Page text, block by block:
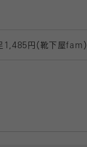
1,485円（靴下屋fam）